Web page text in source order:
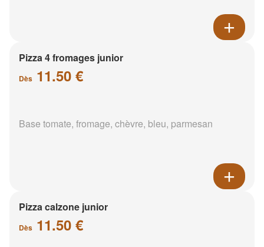
Pizza 4 fromages junior
Dès 11.50 €
Base tomate, fromage, chèvre, bleu, parmesan
Pizza calzone junior
Dès 11.50 €